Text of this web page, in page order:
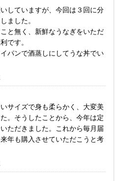
していますが、今回は３回に分
ました。
と無く、新鮮なうなぎをいただ
です。
パンで酒蒸しにしてうな丼でい
サイズで身も柔らかく、大変美
。そうしたことから、今年は定
ただきました。これから毎月届
年も購入させていただこうと考